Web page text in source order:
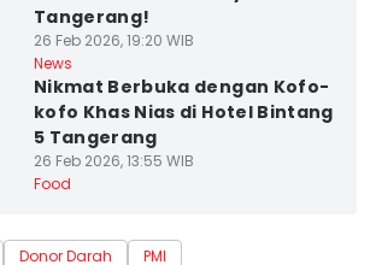
Tangerang!
26 Feb 2026, 19:20 WIB
News
Nikmat Berbuka dengan Kofo-
kofo Khas Nias di Hotel Bintang
5 Tangerang
26 Feb 2026, 13:55 WIB
Food
Donor Darah PMI